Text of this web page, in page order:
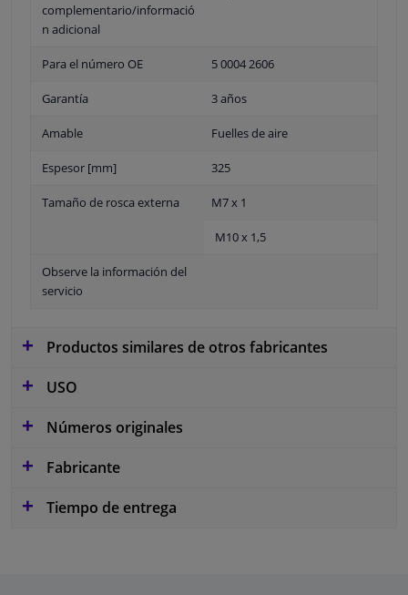
complementario/informació
n adicional
Para el número OE 5 0004 2606
Garantía 3 años
Amable Fuelles de aire
Espesor [mm] 325
Tamaño de rosca externa M7 x 1
M10 x 1,5
Observe la información del
servicio
Productos similares de otros fabricantes
USO
Números originales
Fabricante
Tiempo de entrega